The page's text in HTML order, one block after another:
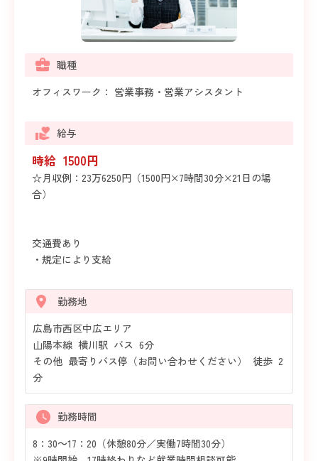
職種
オフィスワーク： 営業事務・営業アシスタント
給与
時給 1500円
☆月収例：23万6250円（1500円×7時間30分×21日の場
合）
交通費あり
・規定により支給
勤務地
広島市西区中広エリア
山陽本線 横川駅 バス 6分
その他 最寄りバス停（お問い合わせください） 徒歩 2
分
勤務時間
8：30～17：20（休憩80分／実働7時間30分）